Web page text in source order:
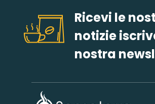
Ricevi le
notizie
nostra